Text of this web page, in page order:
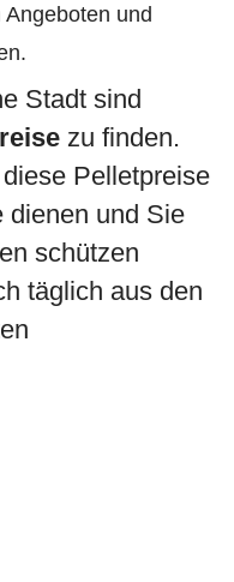
und
Stadt sind
zu finden.
Pelletpreise
dienen und Sie
schützen
täglich aus den